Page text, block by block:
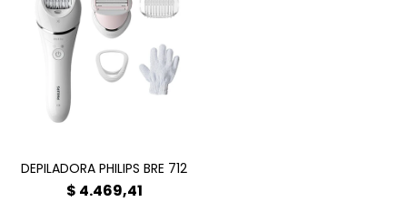
DEPILADORA PHILIPS BRE 712
$ 4.469,41